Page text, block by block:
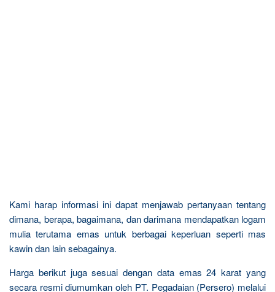
Kami harap informasi ini dapat menjawab pertanyaan tentang
dimana, berapa, bagaimana, dan darimana mendapatkan logam
mulia terutama emas untuk berbagai keperluan seperti mas
kawin dan lain sebagainya.
Harga berikut juga sesuai dengan data emas 24 karat yang
secara resmi diumumkan oleh PT. Pegadaian (Persero) melalui